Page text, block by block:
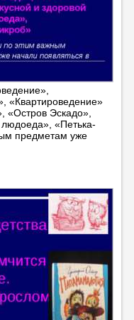
«Квартироведение»
«Остров Эскадо»,
«Петька-
предметам уже